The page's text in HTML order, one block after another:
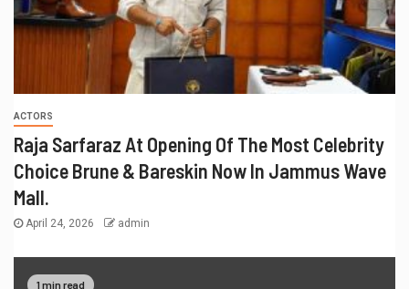
ACTORS
Raja Sarfaraz At Opening Of The Most Celebrity
Choice Brune & Bareskin Now In Jammus Wave
Mall.
April 24, 2026 admin
1 min read